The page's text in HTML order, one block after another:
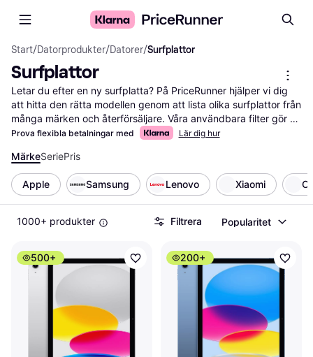
Start/Datorprodukter/Datorer/Surfplattor
Surfplattor
Letar du efter en ny surfplatta? På PriceRunner hjälper vi dig
att hitta den rätta modellen genom att lista olika surfplattor från
många märken och återförsäljare. Våra användbara filter gör
det enkelt för dig att sortera efter skärmstorlek,
som passar dina behov bäst. Du kan också jämföra priser för
att se till att du alltid får det bästa erbjudandet. Dessutom kan
du läsa användarrecensioner för att få insikter om hur
produkterna fungerar i praktiken. Vi guidar dig genom hela
processen och ser till att du har all information du behöver för
att göra ett välgrundat val. Börja här för att hitta din nästa
rätt produkt för dig. Mer om surfplattor »
Prova flexibla betalningar med Lär dig hur
MärkeSeriePris
Apple Samsung Lenovo Xiaomi
1000+ produkter Filtrera Popularitet
500+ 200+